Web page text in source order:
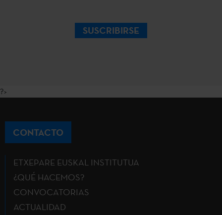
SUSCRIBIRSE
?>
CONTACTO
ETXEPARE EUSKAL INSTITUTUA
¿QUÉ HACEMOS?
CONVOCATORIAS
ACTUALIDAD